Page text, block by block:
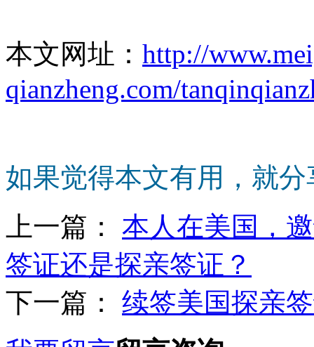
本文网址： http://
qianzheng.com/
如果觉得本文有用，就
上一篇： 本人在美国，
签证还是探亲签证？
下一篇： 续签美国探亲